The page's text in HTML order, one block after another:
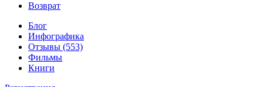
Возврат
Блог
Инфографика
Отзывы (553)
Фильмы
Книги